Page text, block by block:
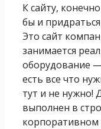
К сайту,
бы и
Это сайт
занимается
оборудование
есть все что
тут и не нужно!
выполнен в
корпоративном